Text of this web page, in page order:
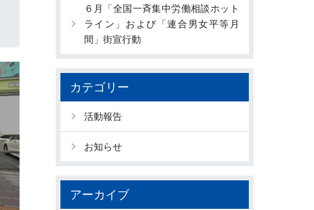
６月「全国一斉集中労働相談ホット
ライン」および「連合男女平等月
間」街宣行動
カテゴリー
活動報告
お知らせ
アーカイブ